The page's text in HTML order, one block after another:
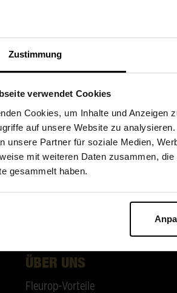
Zustimmung
verwendet Cookies
Cookies, um Inhalte und Anzeigen
auf unsere Website zu
unsere Partner für soziale Medien,
mit weiteren Daten zusammen,
gesammelt haben.
ÜBER UNS
Fleurop-Vorteile